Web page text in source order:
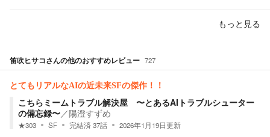
もっと見る
笛吹ヒサコさんの他のおすすめレビュー 727
とてもリアルなAIの近未来SFの傑作！！
こちらミームトラブル解決屋 〜とあるAIトラブルシューター
の備忘録〜／陽澄すずめ
★303 SF 完結済37話 2026年1月19日更新